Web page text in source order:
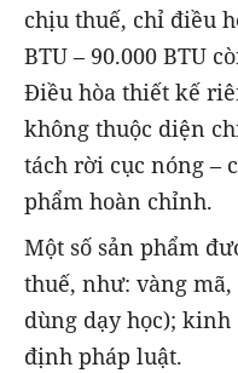
chịu thuế, chỉ điều
BTU – 90.000 BTU
Điều hòa thiết kế
không thuộc diện
tách rời cục nóng –
phẩm hoàn chỉnh.
Một số sản phẩm
thuế, như: vàng
dùng dạy học);
định pháp luật.